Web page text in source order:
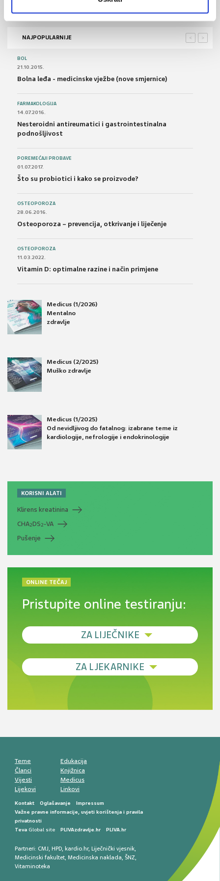
NAJPOPULARNIJE >
<
BOL
21.10.2015.
Bolna leđa - medicinske vježbe (nove smjernice)
FARMAKOLOGIJA
14.07.2016.
Nesteroidni antireumatici i gastrointestinalna
podnošljivost
POREMEĆAJI PROBAVE
01.07.2017.
Što su probiotici i kako se proizvode?
OSTEOPOROZA
28.06.2016.
Osteoporoza – prevencija, otkrivanje i liječenje
OSTEOPOROZA
11.03.2022.
Vitamin D: optimalne razine i način primjene
Medicus (1/2026)
Mentalno
zdravlje
Medicus (2/2025)
Muško zdravlje
Medicus (1/2025)
Od nevidljivog do fatalnog: izabrane teme iz
kardiologije, nefrologije i endokrinologije
KORISNI ALATI
Klirens kreatinina
CHA2DS2-VA
Pušenje
ONLINE TEČAJ
Pristupite online testiranju:
ZA LIJEČNIKE
Debljina - od prevencije do personalizirane
Novi pogled na migrenu: komorbiditeti, spolne
razlike i nove terapije
smetnji do rane onkološke dijagnostike
ZA LJEKARNIKE
Antikoagulansi u ljekarničkoj praksi –
Teme
Članci
Vijesti
Lijekovi
Edukacija
Knjižnica
Medicus
Linkovi
Kontakt Oglašavanje
Impressum
Važne pravne informacije, uvjeti korištenja i pravila
privatnosti
Teva Global site PLIVAzdravlje.hr PLIVA.hr
Partneri: CMJ, HPD, kardio.hr, Liječnički vjesnik,
Medicinski fakultet, Medicinska naklada, ŠNZ,
Vitaminoteka